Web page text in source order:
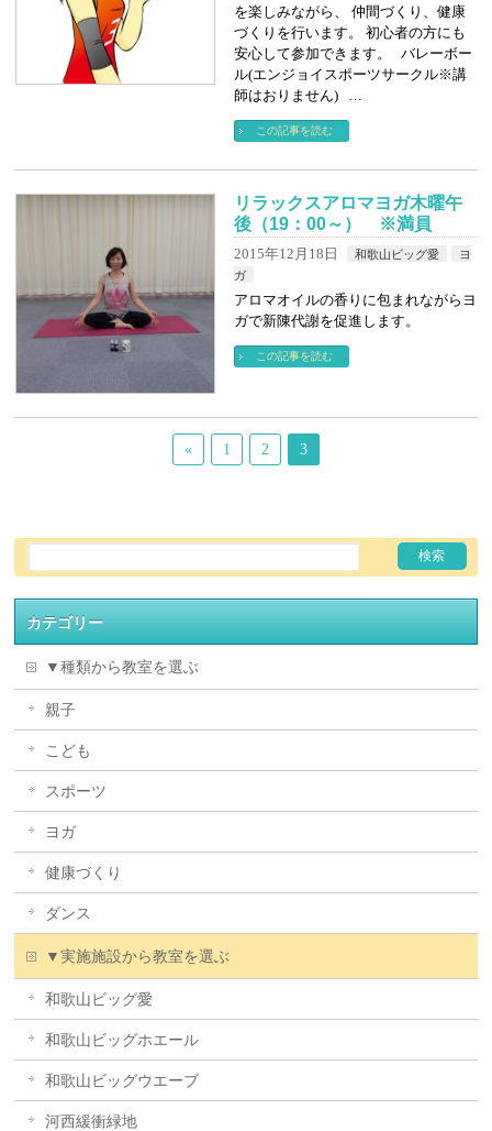
を楽しみながら、 仲間づくり、健康
づくりを行います。 初心者の方にも
安心して参加できます。 バレーボー
ル(エンジョイスポーツサークル※講
師はおりません) …
この記事を読む
リラックスアロマヨガ木曜午
後（19：00～） ※満員
2015年12月18日 和歌山ビッグ愛
ヨ
ガ
アロマオイルの香りに包まれながらヨ
ガで新陳代謝を促進します。
この記事を読む
« 1 2 3
カテゴリー
▼種類から教室を選ぶ
親子
こども
スポーツ
ヨガ
健康づくり
ダンス
▼実施施設から教室を選ぶ
和歌山ビッグ愛
和歌山ビッグホエール
和歌山ビッグウエーブ
河西緩衝緑地